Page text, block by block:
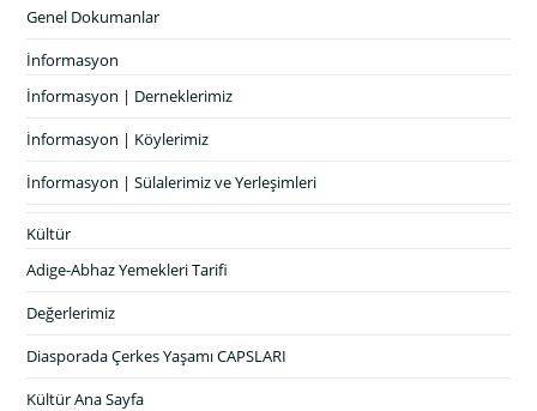
Genel Dokumanlar
İnformasyon
İnformasyon | Derneklerimiz
İnformasyon | Köylerimiz
İnformasyon | Sülalerimiz ve Yerleşimleri
Kültür
Adige-Abhaz Yemekleri Tarifi
Değerlerimiz
Diasporada Çerkes Yaşamı CAPSLARI
Kültür Ana Sayfa